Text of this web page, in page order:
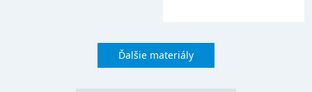
Ďalšie materiály